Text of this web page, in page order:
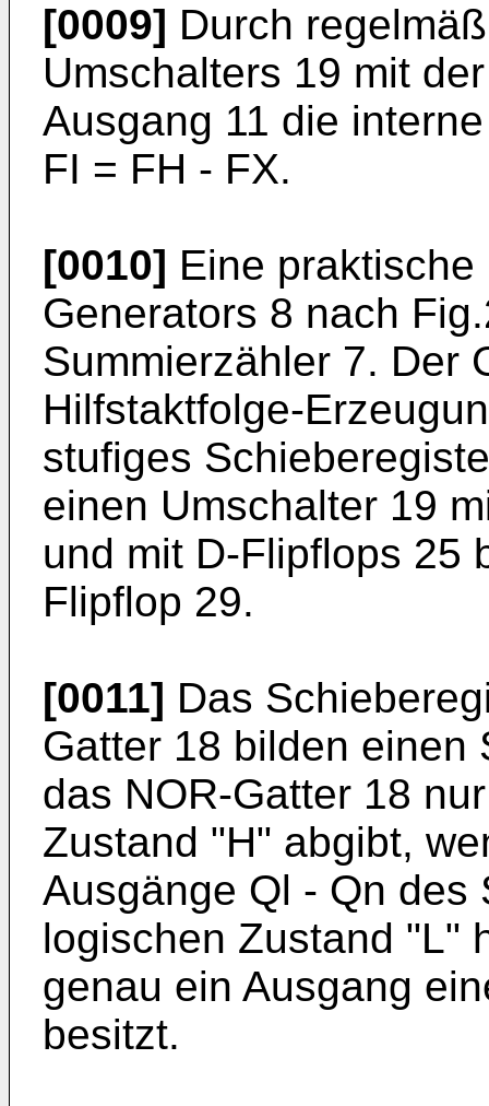
[0009] Durch
Umschalters 19 mit
Ausgang 11 die
FI = FH - FX.
[0010] Eine
Generators 8 nach
Summierzähler 7. Der
Hilfstaktfolge-
stufiges
einen Umschalter 19
und mit D-Flipflops 25
Flipflop 29.
[0011] Das
Gatter 18 bilden einen
das NOR-Gatter 18
Zustand "H" abgibt,
Ausgänge Ql - Qn des
logischen Zustand "L"
genau ein Ausgang
besitzt.